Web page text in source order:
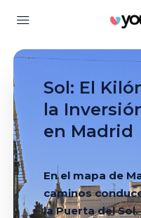
Sol: El
la
en Madrid
En el mapa de
caminos
la Puerta del